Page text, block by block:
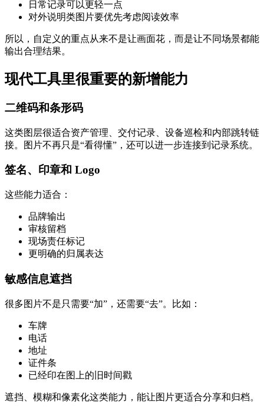
日常记录可以更轻一点
对外说明类图片要优先考虑阅读效率
所以，自定义的重点从来不是让画面花，而是让不同场景都能
输出合理结果。
现代工具里很重要的新增能力
二维码和条形码
这类图层很适合资产管理、交付记录、设备巡检和内部跳转链
接。图片不再只是“看得懂”，还可以进一步连接到记录系统。
签名、印章和 Logo
这些能力适合：
品牌输出
审核留档
现场责任标记
更明确的归属表达
敏感信息遮挡
很多图片不是只需要“加”，还需要“去”。比如：
车牌
电话
地址
证件条
已经印在图上的旧时间戳
遮挡、模糊和像素化这类能力，能让图片更适合分享和归档。